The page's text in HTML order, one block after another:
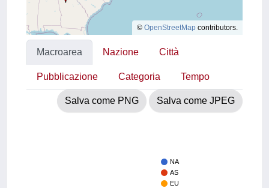
© OpenStreetMap contributors.
Macroarea Nazione Città
Pubblicazione Categoria Tempo
Salva come PNG Salva come JPEG
NA
AS
EU